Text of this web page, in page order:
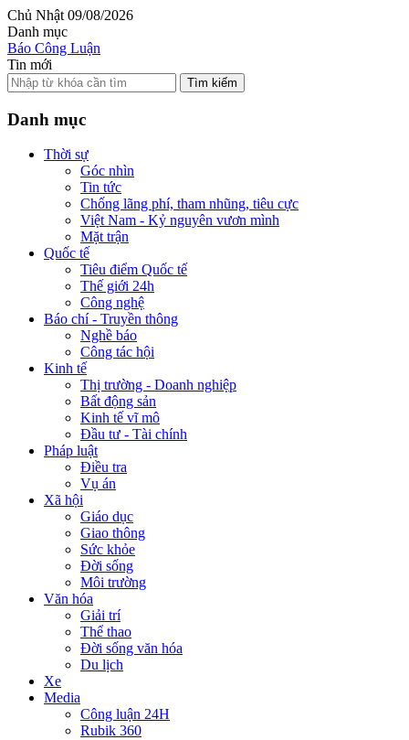
Chủ Nhật 09/08/2026
Danh mục
Báo Công Luận
Tin mới
Tìm kiếm
Danh mục
Thời sự
Góc nhìn
Tin tức
Chống lãng phí, tham nhũng, tiêu cực
Việt Nam - Kỷ nguyên vươn mình
Mặt trận
Quốc tế
Tiêu điểm Quốc tế
Thế giới 24h
Công nghệ
Báo chí - Truyền thông
Nghề báo
Công tác hội
Kinh tế
Thị trường - Doanh nghiệp
Bất động sản
Kinh tế vĩ mô
Đầu tư - Tài chính
Pháp luật
Điều tra
Vụ án
Xã hội
Giáo dục
Giao thông
Sức khỏe
Đời sống
Môi trường
Văn hóa
Giải trí
Thể thao
Đời sống văn hóa
Du lịch
Xe
Media
Công luận 24H
Rubik 360